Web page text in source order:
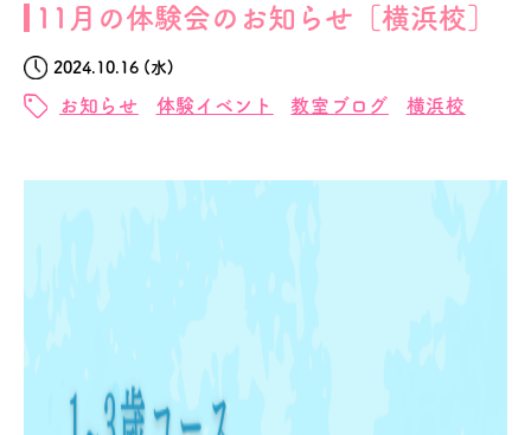
11月の体験会のお知らせ［横浜校］
2024.10.16 (水)
お知らせ 体験イベント 教室ブログ 横浜校